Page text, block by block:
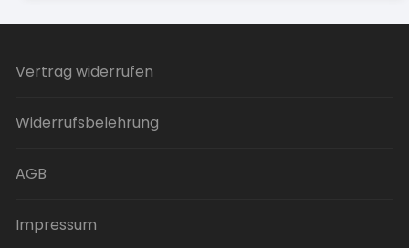
Vertrag widerrufen
Widerrufsbelehrung
AGB
Impressum